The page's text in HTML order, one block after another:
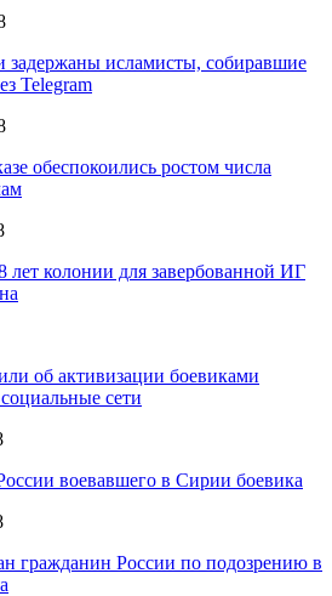
задержаны исламисты, собиравшие
Telegram
обеспокоились ростом числа
лет колонии для завербованной ИГ
об активизации боевиками
сети
воевавшего в Сирии боевика
гражданин России по подозрению в